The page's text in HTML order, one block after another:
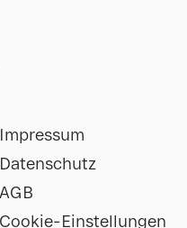
Impressum
Datenschutz
AGB
Cookie-Einstellungen